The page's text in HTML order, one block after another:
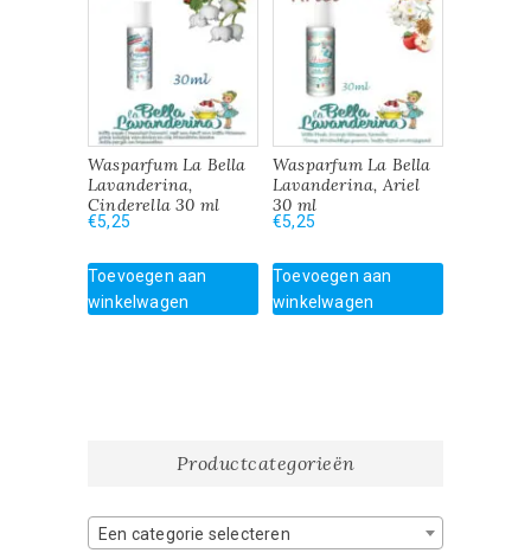
Wasparfum La Bella
Lavanderina,
Cinderella 30 ml
€5,25
Toevoegen aan
winkelwagen
Wasparfum La Bella
Lavanderina, Ariel
30 ml
€5,25
Toevoegen aan
winkelwagen
Productcategorieën
Een categorie selecteren